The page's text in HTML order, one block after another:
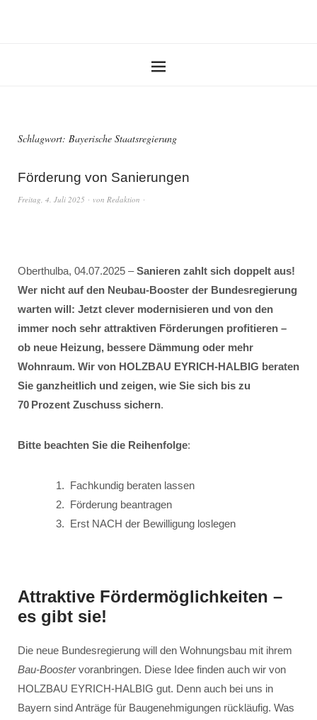
Schlagwort: Bayerische Staatsregierung
Förderung von Sanierungen
Freitag, 4. Juli 2025 von Redaktion
Oberthulba, 04.07.2025 –Sanieren zahlt sich doppelt aus!
Wer nicht auf den Neubau-Booster der Bundesregierung
warten will: Jetzt clever modernisieren und von den
immer noch sehr attraktiven Förderungen profitieren –
ob neue Heizung, bessere Dämmung oder mehr
Wohnraum. Wir von HOLZBAU EYRICH-HALBIG beraten
Sie ganzheitlich und zeigen, wie Sie sich bis zu
70 Prozent Zuschuss sichern.
Bitte beachten Sie die Reihenfolge:
Fachkundig beraten lassen
Förderung beantragen
Erst NACH der Bewilligung loslegen
Attraktive Fördermöglichkeiten –
es gibt sie!
Die neue Bundesregierung will den Wohnungsbau mit ihrem
Bau-Boostervoranbringen. Diese Idee finden auch wir von
HOLZBAU EYRICH-HALBIG gut. Denn auch bei uns in
Bayern sind Anträge für Baugenehmigungen rückläufig. Was